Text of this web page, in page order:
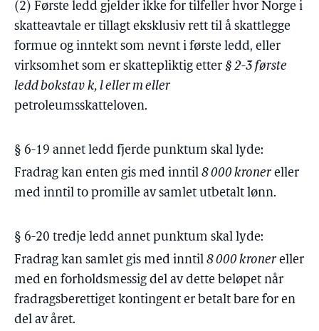
(2) Første ledd gjelder ikke for tilfeller hvor Norge i
skatteavtale er tillagt eksklusiv rett til å skattlegge
formue og inntekt som nevnt i første ledd, eller
virksomhet som er skattepliktig etter § 2-3 første
ledd bokstav k, l eller m eller
petroleumsskatteloven.
§ 6-19 annet ledd fjerde punktum skal lyde:
Fradrag kan enten gis med inntil 8 000 kroner eller
med inntil to promille av samlet utbetalt lønn.
§ 6-20 tredje ledd annet punktum skal lyde:
Fradrag kan samlet gis med inntil 8 000 kroner eller
med en forholdsmessig del av dette beløpet når
fradragsberettiget kontingent er betalt bare for en
del av året.